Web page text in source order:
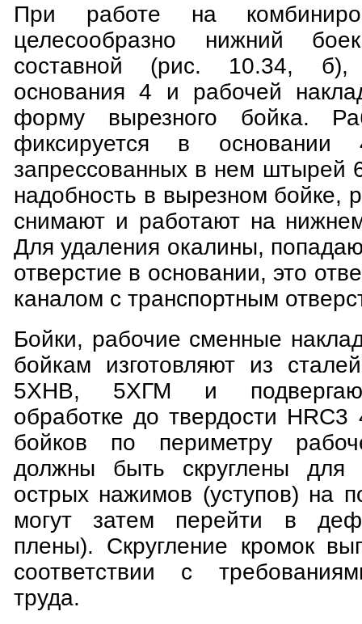
При работе на
целесообразно нижний
составной (рис. 10.34,
основания 4 и рабочей
форму вырезного бойка.
фиксируется в
запрессованных в нем штырей
надобность в вырезном бойке,
снимают и работают на
Для удаления окалины,
отверстие в основании, это
каналом с транспортным
Бойки, рабочие сменные
бойкам изготовляют из
5ХНВ, 5ХГМ и
обработке до твердости
бойков по периметру
должны быть скруглены для
острых нажимов (уступов) на
могут затем перейти в
плены). Скругление кромок
соответствии с
труда.